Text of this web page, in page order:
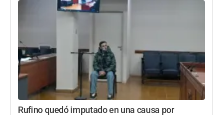
Rufino quedó imputado en una causa por